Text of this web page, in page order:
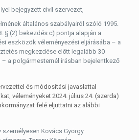
bejegyzett civil szervezet,
általános szabályairól szóló 1995.
§ (2) bekezdés c) pontja alapján a
eszközök véleményezési eljárásába – a
megkezdése előtt legalább 30
a polgármesternél írásban bejelentkező
és módosítási javaslattal
véleményeket 2024. július 24. (szerda)
felé eljuttatni az alábbi
Kovács György